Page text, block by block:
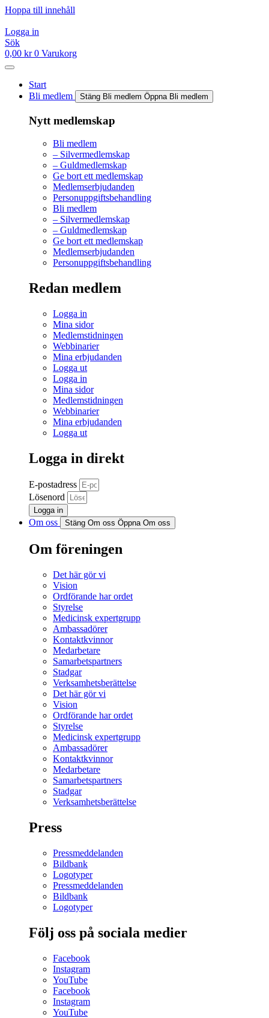
Hoppa till innehåll
Logga in
Sök
0,00 kr 0 Varukorg
Start
Bli medlem
Stäng Bli medlem Öppna Bli medlem
Nytt medlemskap
Bli medlem
– Silvermedlemskap
– Guldmedlemskap
Ge bort ett medlemskap
Medlemserbjudanden
Personuppgiftsbehandling
Bli medlem
– Silvermedlemskap
– Guldmedlemskap
Ge bort ett medlemskap
Medlemserbjudanden
Personuppgiftsbehandling
Redan medlem
Logga in
Mina sidor
Medlemstidningen
Webbinarier
Mina erbjudanden
Logga ut
Logga in
Mina sidor
Medlemstidningen
Webbinarier
Mina erbjudanden
Logga ut
Logga in direkt
E-postadress
Lösenord
Logga in
Om oss Stäng Om oss Öppna Om oss
Om föreningen
Det här gör vi
Vision
Ordförande har ordet
Styrelse
Medicinsk expertgrupp
Ambassadörer
Kontaktkvinnor
Medarbetare
Samarbetspartners
Stadgar
Verksamhetsberättelse
Det här gör vi
Vision
Ordförande har ordet
Styrelse
Medicinsk expertgrupp
Ambassadörer
Kontaktkvinnor
Medarbetare
Samarbetspartners
Stadgar
Verksamhetsberättelse
Press
Pressmeddelanden
Bildbank
Logotyper
Pressmeddelanden
Bildbank
Logotyper
Följ oss på sociala medier
Facebook
Instagram
YouTube
Facebook
Instagram
YouTube